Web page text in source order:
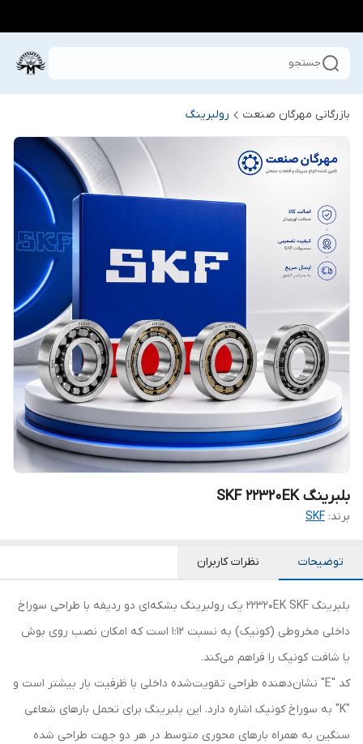
جستجو
بازرگانی مهرگان صنعت رولبرینگ
بلبرینگ SKF 22320EK
برند: SKF
توضیحات نظرات کاربران
بلبرینگ 22320EK SKF یک رولبرینگ بشکه‌ای دو ردیفه با طراحی سوراخ
داخلی مخروطی (کونیک) به نسبت 1:12 است که امکان نصب روی بوش
یا شافت کونیک را فراهم می‌کند.
کد "E" نشان‌دهنده طراحی تقویت‌شده داخلی با ظرفیت بار بیشتر است و
"K" به سوراخ کونیک اشاره دارد. این بلبرینگ برای تحمل بارهای شعاعی
سنگین به همراه بارهای محوری متوسط در هر دو جهت طراحی شده